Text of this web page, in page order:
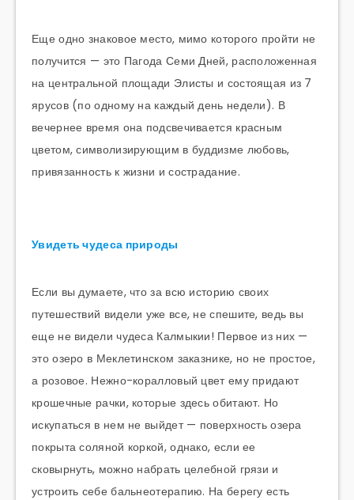
Еще одно знаковое место, мимо которого пройти не
получится — это Пагода Семи Дней, расположенная
на центральной площади Элисты и состоящая из 7
ярусов (по одному на каждый день недели). В
вечернее время она подсвечивается красным
цветом, символизирующим в буддизме любовь,
привязанность к жизни и сострадание.
Увидеть чудеса природы
Если вы думаете, что за всю историю своих
путешествий видели уже все, не спешите, ведь вы
еще не видели чудеса Калмыкии! Первое из них —
это озеро в Меклетинском заказнике, но не простое,
а розовое. Нежно-коралловый цвет ему придают
крошечные рачки, которые здесь обитают. Но
искупаться в нем не выйдет — поверхность озера
покрыта соляной коркой, однако, если ее
сковырнуть, можно набрать целебной грязи и
устроить себе бальнеотерапию. На берегу есть